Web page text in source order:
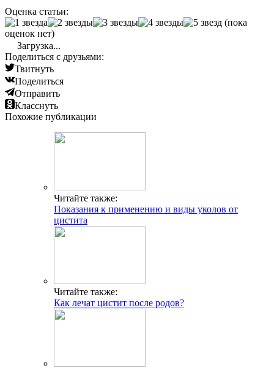
Оценка статьи:
(пока
оценок нет)
Загрузка...
Поделиться с друзьями:
Твитнуть
Поделиться
Отправить
Класснуть
Похожие публикации
Читайте также:
Показания к применению и виды уколов от
цистита
Читайте также:
Как лечат цистит после родов?